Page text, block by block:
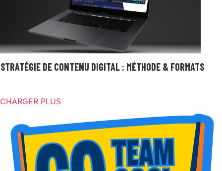
STRATÉGIE DE CONTENU DIGITAL : MÉTHODE & FORMATS
CHARGER PLUS